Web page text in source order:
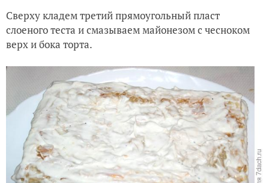
Сверху кладем третий прямоугольный пласт
слоеного теста и смазываем майонезом с чесноком
верх и бока торта.